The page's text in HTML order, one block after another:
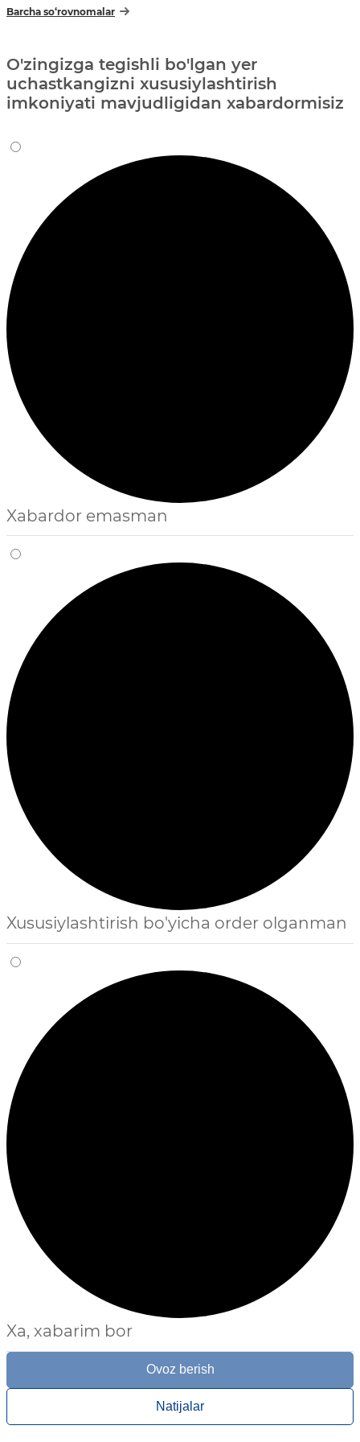
Barcha so‘rovnomalar
O'zingizga tegishli bo'lgan yer
uchastkangizni xususiylashtirish
imkoniyati mavjudligidan xabardormisiz
Xabardor emasman
Xususiylashtirish bo'yicha order olganman
Xa, xabarim bor
Ovoz berish
Natijalar